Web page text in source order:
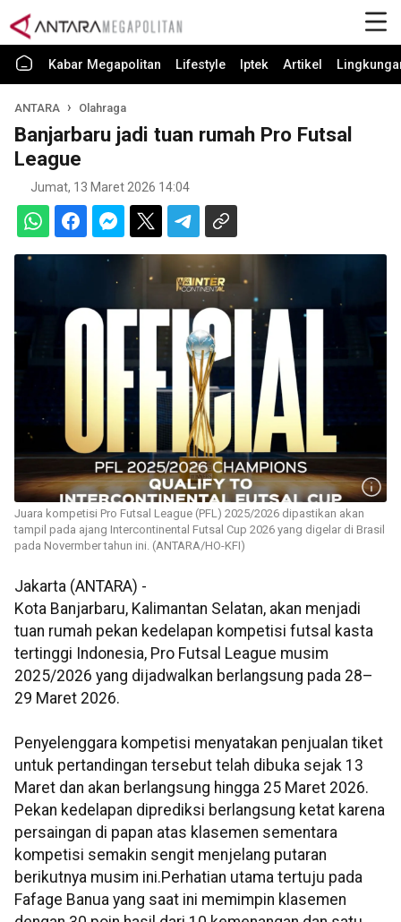
Kabar Megapolitan Lifestyle Iptek Artikel
ANTARA Olahraga
Banjarbaru jadi tuan rumah Pro Futsal
League
Jumat, 13 Maret 2026 14:04
Juara kompetisi Pro Futsal League (PFL) 2025/2026 dipastikan akan
tampil pada ajang Intercontinental Futsal Cup 2026 yang digelar di Brasil
pada Novermber tahun ini. (ANTARA/HO-KFI)
Jakarta (ANTARA) -
Kota Banjarbaru, Kalimantan Selatan, akan menjadi
tuan rumah pekan kedelapan kompetisi futsal kasta
tertinggi Indonesia, Pro Futsal League musim
2025/2026 yang dijadwalkan berlangsung pada 28–
29 Maret 2026.
Penyelenggara kompetisi menyatakan penjualan tiket
untuk pertandingan tersebut telah dibuka sejak 13
Maret dan akan berlangsung hingga 25 Maret 2026.
Pekan kedelapan diprediksi berlangsung ketat karena
persaingan di papan atas klasemen sementara
kompetisi semakin sengit menjelang putaran
berikutnya musim ini.Perhatian utama tertuju pada
Fafage Banua yang saat ini memimpin klasemen